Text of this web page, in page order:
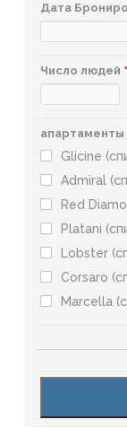
Дата
Число людей *
апартаменты
Glicine
Admiral
Red
Platani
Lobster
Corsaro
Marcella